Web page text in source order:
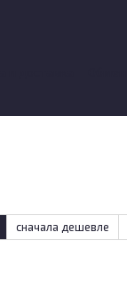
сначала дешевле